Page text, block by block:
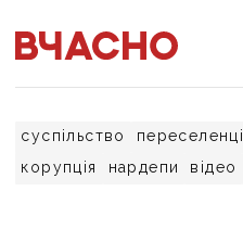
суспільство переселенці
корупція
нардепи відео